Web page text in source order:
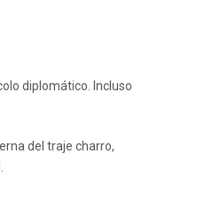
diplomático. Incluso
del traje charro,